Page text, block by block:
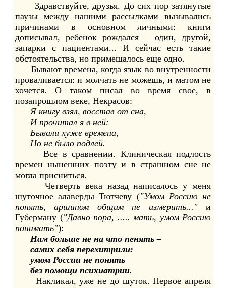
Здравствуйте, друзья. До сих пор затянутые
паузы между нашими рассылками вызывались
причинами в основном личными: книги
дописывал, ребенок рождался – один, другой,
запарки с пациентами... И сейчас есть такие
обстоятельства, но примешалось еще одно.
Бывают времена, когда язык во внутренности
проваливается: и молчать не можешь, и матом не
хочется. О таком писал во время свое, в
позапрошлом веке, Некрасов:
Я книгу взял, восстав от сна,
И прочитал я в ней:
Бывали хуже времена,
Но не было подлей.
Все в сравнении. Клиническая подлость
времен нынешних поэту и в страшном сне не
могла присниться.
Четверть века назад написалось у меня
шуточное алаверды Тютчеву ("Умом Россию не
понять, аршином общим не измерить..."и
Губерману ("Давно пора, ..... мать, умом Россию
понимать"):
Нам больше не на что пенять –
самих себя перехитрили:
умом России не понять
без помощи психиатрии.
Накликал, уже не до шуток. Первое апреля